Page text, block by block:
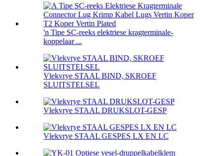
'n Tipe SC-reeks elektriese kragterminale-
koppelaar ...
Vlekvrye STAAL BIND, SKROEF
SLUITSTELSEL
Vlekvrye STAAL DRUKSLOT-GESP
Vlekvrye STAAL GESPES LX EN LC